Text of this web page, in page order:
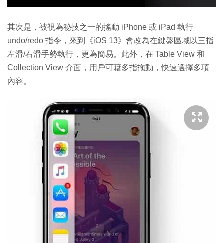
其次是，被視為秘技之一的搖動 iPhone 或 iPad 執行
undo/redo 指令，來到《iOS 13》會改為在鍵盤區域以三指
左滑/右滑手勢執行，更為簡易。此外，在 Table View 和
Collection View 介面，用戶可藉多指拖動，快速選擇多項
內容。